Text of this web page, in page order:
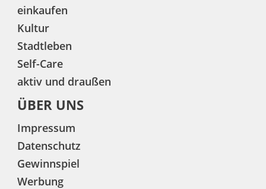
einkaufen
Kultur
Stadtleben
Self-Care
aktiv und draußen
ÜBER UNS
Impressum
Datenschutz
Gewinnspiel
Werbung